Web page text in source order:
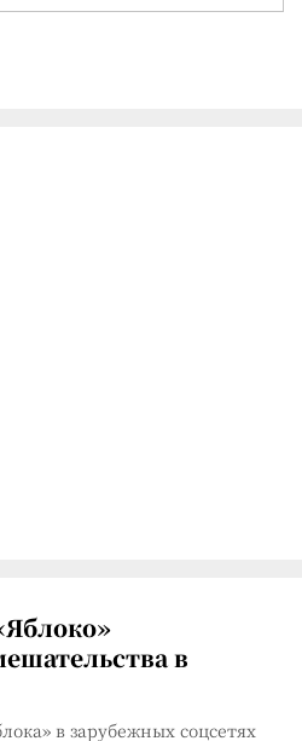
в
в зарубежных соцсетях